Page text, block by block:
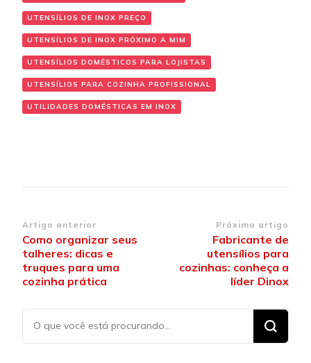
UTENSÍLIOS DE INOX PREÇO
UTENSÍLIOS DE INOX PRÓXIMO A MIM
UTENSÍLIOS DOMÉSTICOS PARA LOJISTAS
UTENSÍLIOS PARA COZINHA PROFISSIONAL
UTILIDADES DOMÉSTICAS EM INOX
Navegação
de
post
Artigo anterior
Como organizar seus
talheres: dicas e
truques para uma
cozinha prática
Próximo artigo
Fabricante de
utensílios para
cozinhas: conheça a
líder Dinox
Procurando
algo?